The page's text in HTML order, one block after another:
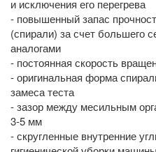
и исключения его перегрева
- повышенный запас
(спирали) за счет большего
аналогами
- постоянная скорость
- оригинальная форма
замеса теста
- зазор между месильным
3-5 мм
- скругленные внутренние